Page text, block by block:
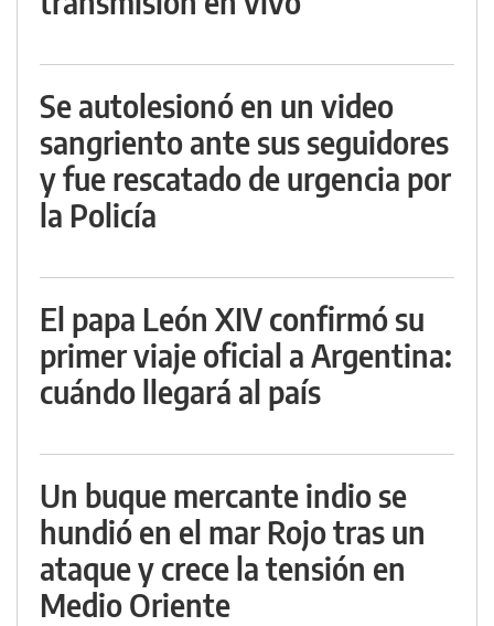
Se autolesionó en un video
sangriento ante sus seguidores
y fue rescatado de urgencia por
la Policía
El papa León XIV confirmó su
primer viaje oficial a Argentina:
cuándo llegará al país
Un buque mercante indio se
hundió en el mar Rojo tras un
ataque y crece la tensión en
Medio Oriente